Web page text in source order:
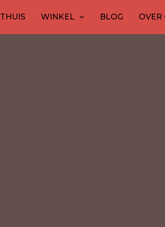
THUIS WINKEL BLOG OVER